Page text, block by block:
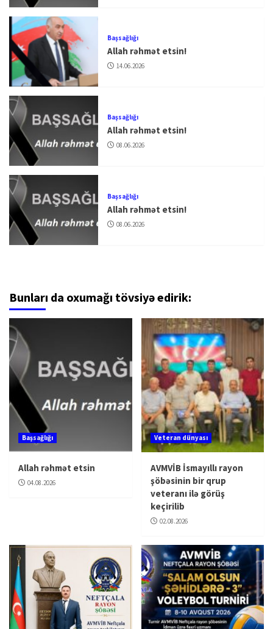
Başsağlığı
Allah rəhmət etsin!
14.06.2026
Başsağlığı
Allah rəhmət etsin!
08.06.2026
Başsağlığı
Allah rəhmət etsin!
08.06.2026
Bunları da oxumağı tövsiyə edirik:
Başsağlığı
Allah rəhmət etsin
04.08.2026
Veteran dünyası
AVMVİB İsmayıllı rayon
şöbəsinin bir qrup
veteranı ilə görüş
keçirilib
02.08.2026